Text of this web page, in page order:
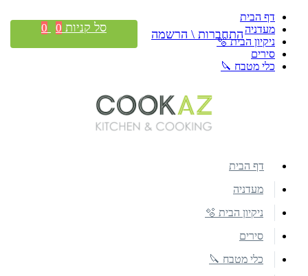
דף הבית
מעדניה
ניקיון הבית 🫧
סירים
כלי מטבח 🔪
התחברות \ הרשמה סל קניות 0
0
דף הבית
מעדניה
ניקיון הבית 🫧
סירים
כלי מטבח 🔪